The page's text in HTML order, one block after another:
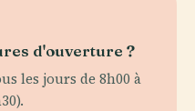
d'ouverture ?
les jours de 8h00 à